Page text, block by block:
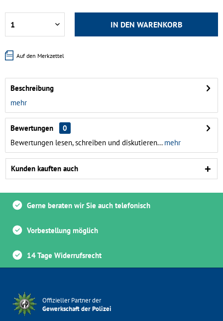
IN DEN WARENKORB
Auf den Merkzettel
Beschreibung
mehr
Bewertungen
0
Bewertungen lesen, schreiben und diskutieren...mehr
Kunden kauften auch
Gerne beraten wir Sie auch telefonisch
Vorbestellung möglich
14 Tage Widerrufsrecht
Offizieller Partner der
Gewerkschaft der Polizei